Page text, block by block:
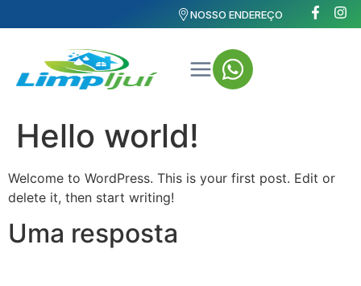
NOSSO ENDEREÇO
Hello world!
Welcome to WordPress. This is your first post. Edit or
delete it, then start writing!
Uma resposta